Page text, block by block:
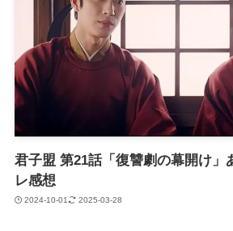
君子盟 第21話「復讐劇の幕開け」
レ感想
2024-10-01 2025-03-28